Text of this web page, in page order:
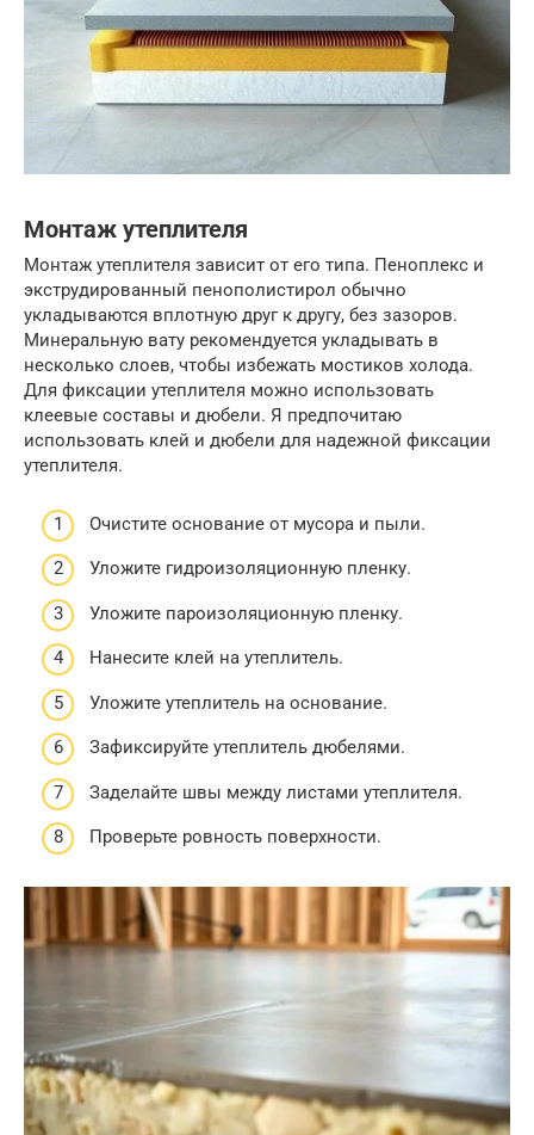
Монтаж утеплителя
Монтаж утеплителя зависит от его типа. Пеноплекс и
экструдированный пенополистирол обычно
укладываются вплотную друг к другу, без зазоров.
Минеральную вату рекомендуется укладывать в
несколько слоев, чтобы избежать мостиков холода.
Для фиксации утеплителя можно использовать
клеевые составы и дюбели. Я предпочитаю
использовать клей и дюбели для надежной фиксации
утеплителя.
Очистите основание от мусора и пыли.
Уложите гидроизоляционную пленку.
Уложите пароизоляционную пленку.
Нанесите клей на утеплитель.
Уложите утеплитель на основание.
Зафиксируйте утеплитель дюбелями.
Заделайте швы между листами утеплителя.
Проверьте ровность поверхности.